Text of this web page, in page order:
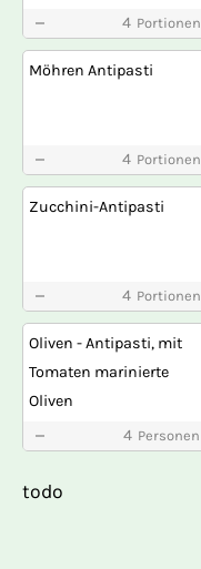
4 Portionen
Möhren Antipasti
4 Portionen
Zucchini-Antipasti
4 Portionen
Oliven - Antipasti, mit
Tomaten marinierte
Oliven
4 Personen
todo